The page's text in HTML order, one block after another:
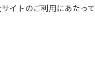
イトのご利用にあたって